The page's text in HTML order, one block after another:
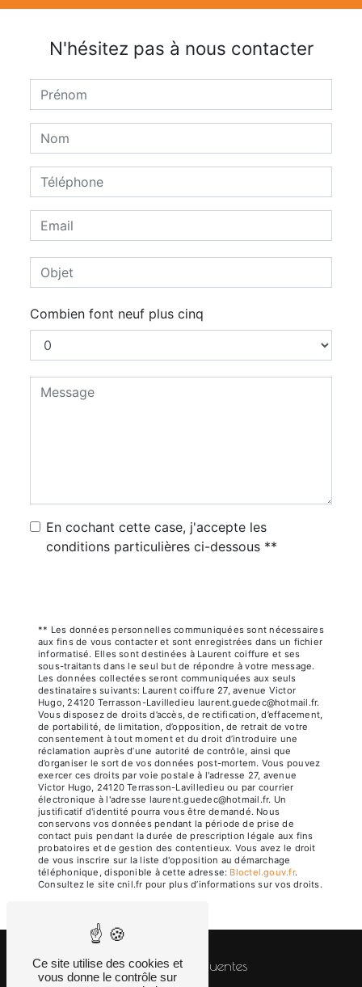
N'hésitez pas à nous contacter
Combien font neuf plus cinq
En cochant cette case, j'accepte les
conditions particulières ci-dessous **
** Les données personnelles communiquées sont nécessaires
aux fins de vous contacter et sont enregistrées dans un fichier
informatisé. Elles sont destinées à Laurent coiffure et ses
sous-traitants dans le seul but de répondre à votre message.
Les données collectées seront communiquées aux seuls
destinataires suivants: Laurent coiffure 27, avenue Victor
Hugo, 24120 Terrasson-Lavilledieu laurent.guedec@hotmail.fr.
Vous disposez de droits d’accès, de rectification, d’effacement,
de portabilité, de limitation, d’opposition, de retrait de votre
consentement à tout moment et du droit d’introduire une
réclamation auprès d’une autorité de contrôle, ainsi que
d’organiser le sort de vos données post-mortem. Vous pouvez
exercer ces droits par voie postale à l'adresse 27, avenue
Victor Hugo, 24120 Terrasson-Lavilledieu ou par courrier
électronique à l'adresse laurent.guedec@hotmail.fr. Un
justificatif d'identité pourra vous être demandé. Nous
conservons vos données pendant la période de prise de
contact puis pendant la durée de prescription légale aux fins
probatoires et de gestion des contentieux. Vous avez le droit
de vous inscrire sur la liste d'opposition au démarchage
téléphonique, disponible à cette adresse:
Bloctel.gouv.fr.
Consultez le site cnil.fr pour plus d’informations sur vos droits.
Recherches fréquentes
Ce site utilise des cookies et
vous donne le contrôle sur